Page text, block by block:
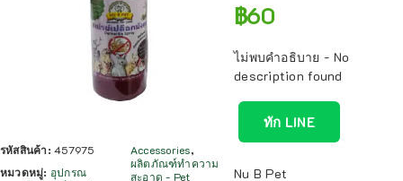
รหัสสินค้า:457975
หมวดหมู่: อุปกรณ
Accessories,
ผลิตภัณฑ์ทำความ
สะอาด - Pet
฿60
ไม่พบคำอธิบาย - No
description found
ทัก LINE
Nu B Pet